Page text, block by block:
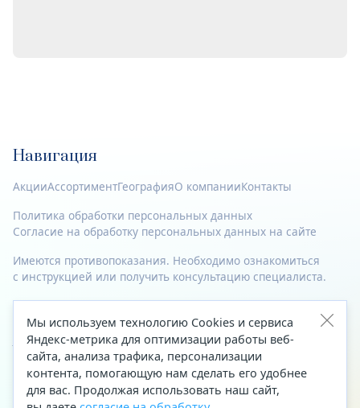
Навигация
АкцииАссортиментГеографияО компанииКонтакты
Политика обработки персональных данных
Согласие на обработку персональных данных на сайте
Имеются противопоказания. Необходимо ознакомиться
с инструкцией или получить консультацию специалиста.
© 2023—2026 Все права защищены.
Адрес
Архангельск, ул. Папанина, д. 19 (вход в здание со стороны
автоцентра «Тойота»)
Мы используем технологию Cookies и сервиса
Яндекс-метрика для оптимизации работы веб-
сайта, анализа трафика, персонализации
контента, помогающую нам сделать его удобнее
для вас. Продолжая использовать наш сайт,